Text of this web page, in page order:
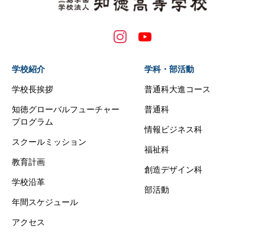
学校紹介
学校長挨拶
知徳グローバルフューチャー
プログラム
スクールミッション
教育計画
学校沿革
年間スケジュール
アクセス
学科・部活動
普通科大進コース
普通科
情報ビジネス科
福祉科
創造デザイン科
部活動